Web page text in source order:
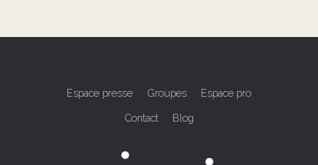
Espace presse Groupes Espace pro
Contact Blog